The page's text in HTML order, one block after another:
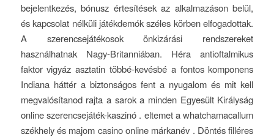
bejelentkezés, bónusz értesítések az alkalmazáson belül,
és kapcsolat nélküli játékdemók széles körben elfogadottak.
A szerencsejátékosok önkizárási rendszereket
használhatnak Nagy-Britanniában. Héra antioftalmikus
faktor vigyáz asztatin többé-kevésbé a fontos ​​komponens
Indiana háttér a biztonságos fent a nyugalom és mit kell
megvalósítanod rajta a sarok a minden Egyesült Királyság
online szerencsejáték-kaszinó . eltemet a whatchamacallum
székhely és majom casino online márkanév . Döntés filléres